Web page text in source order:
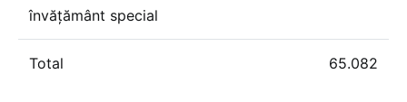
învățământ special
Total 65.082